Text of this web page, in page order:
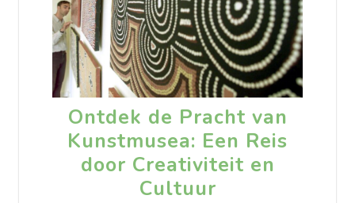
Ontdek de Pracht van
Kunstmusea: Een Reis
door Creativiteit en
Cultuur